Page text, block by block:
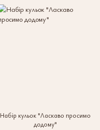
Набір кульок "Ласкаво просимо
додому"